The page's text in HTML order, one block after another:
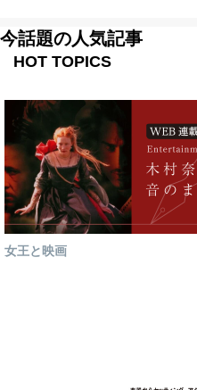
今話題の人気記事
HOT TOPICS
女王と映画